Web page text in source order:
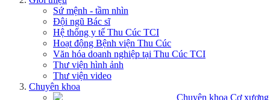
Sứ mệnh - tầm nhìn
Đội ngũ Bác sĩ
Hệ thống y tế Thu Cúc TCI
Hoạt động Bệnh viện Thu Cúc
Văn hóa doanh nghiệp tại Thu Cúc TCI
Thư viện hình ảnh
Thư viện video
Chuyên khoa
Chuyên khoa Cơ